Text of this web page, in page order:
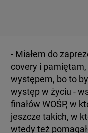
- Miałem do
covery i
występem, bo to
występ w życiu -
finałów WOŚP, w
jeszcze takich, w
wtedy też